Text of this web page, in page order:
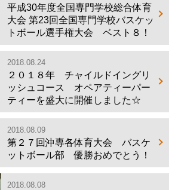
平成30年度全国専門学校総合体育
大会 第23回全国専門学校バスケッ
トボール選手権大会 ベスト８！
2018.08.24
２０１８年 チャイルドイングリ
ッシュコース オペアティーパー
ティーを盛大に開催しました☆
2018.08.09
第２７回沖専各体育大会 バスケ
ットボール部 優勝おめでとう！
2018.08.08